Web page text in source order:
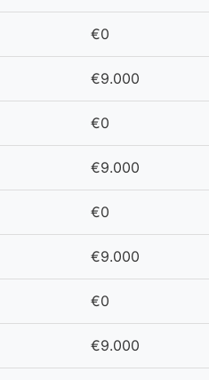
€0
€9.000
€0
€9.000
€0
€9.000
€0
€9.000